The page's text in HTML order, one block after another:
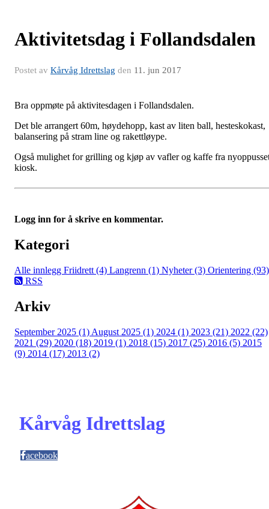
Aktivitetsdag i Follandsdalen
Postet av Kårvåg Idrettslag den 11. jun 2017
Bra oppmøte på aktivitesdagen i Follandsdalen.
Det ble arrangert 60m, høydehopp, kast av liten ball, hesteskokast,
balansering på stram line og rakettløype.
Også mulighet for grilling og kjøp av vafler og kaffe fra
kiosk.
Logg inn for å skrive en kommentar.
Kategori
Alle innlegg Friidrett (4) Langrenn (1) Nyheter (3) Orientering (93)
RSS
Arkiv
September 2025 (1) August 2025 (1) 2024 (1) 2023 (21) 2022 (22)
2021 (29) 2020 (18) 2019 (1) 2018 (15) 2017 (25) 2016 (5) 2015
(9) 2014 (17) 2013 (2)
Kårvåg Idrettslag
acebook